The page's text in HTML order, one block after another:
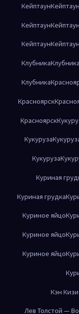
КейптаунКейптаун
КейптаунКейптаун
КейптаунКейптаун
КлубникаКлубника
Клубника
Красноярск
Красноярск
Кукуруза
Кукуруза
Куриная
Куриная грудка
Куриное яйцо
Куриное яйцо
Куриное яйцо
Кэн
Лев Толстой —